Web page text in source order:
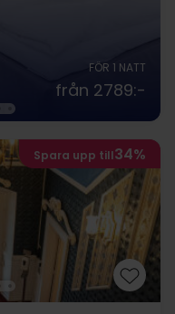
FÖR 1 NATT
från 2789:-
Spara upp till34%